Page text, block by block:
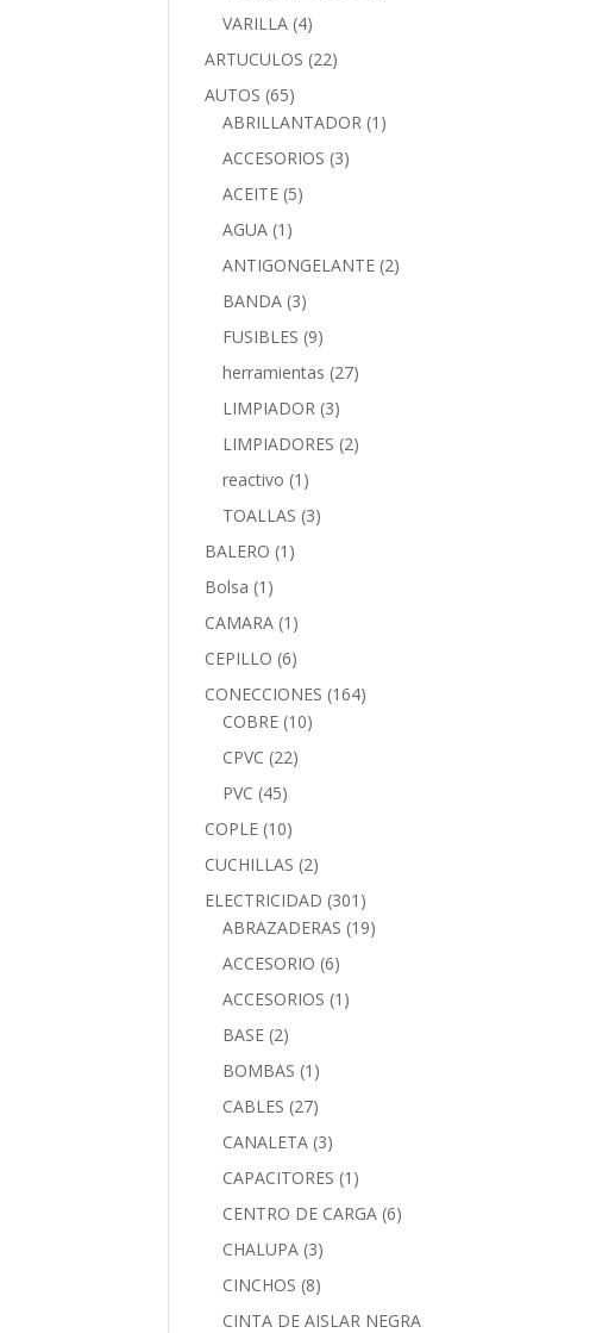
VARILLA (4)
ARTUCULOS (22)
AUTOS (65)
ABRILLANTADOR (1)
ACCESORIOS (3)
ACEITE (5)
AGUA (1)
ANTIGONGELANTE (2)
BANDA (3)
FUSIBLES (9)
herramientas (27)
LIMPIADOR (3)
LIMPIADORES (2)
reactivo (1)
TOALLAS (3)
BALERO (1)
Bolsa (1)
CAMARA (1)
CEPILLO (6)
CONECCIONES (164)
COBRE (10)
CPVC (22)
PVC (45)
COPLE (10)
CUCHILLAS (2)
ELECTRICIDAD (301)
ABRAZADERAS (19)
ACCESORIO (6)
ACCESORIOS (1)
BASE (2)
BOMBAS (1)
CABLES (27)
CANALETA (3)
CAPACITORES (1)
CENTRO DE CARGA (6)
CHALUPA (3)
CINCHOS (8)
CINTA DE AISLAR NEGRA